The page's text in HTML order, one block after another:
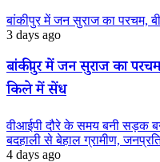
बांकीपुर में जन सुराज का परचम,
3 days ago
बांकीपुर में जन सुराज का
किले में सेंध
वीआईपी दौरे के समय बनी सड़क
बदहाली से बेहाल ग्रामीण,
4 days ago